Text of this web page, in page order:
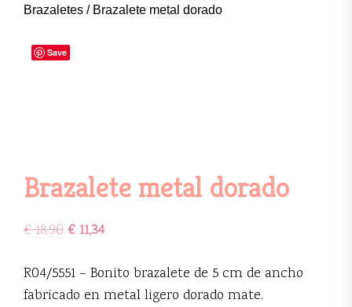
Brazaletes / Brazalete metal dorado
Save
Brazalete metal dorado
€18,90€ 11,34
R04/5551 – Bonito brazalete de 5 cm de ancho
fabricado en metal ligero dorado mate.